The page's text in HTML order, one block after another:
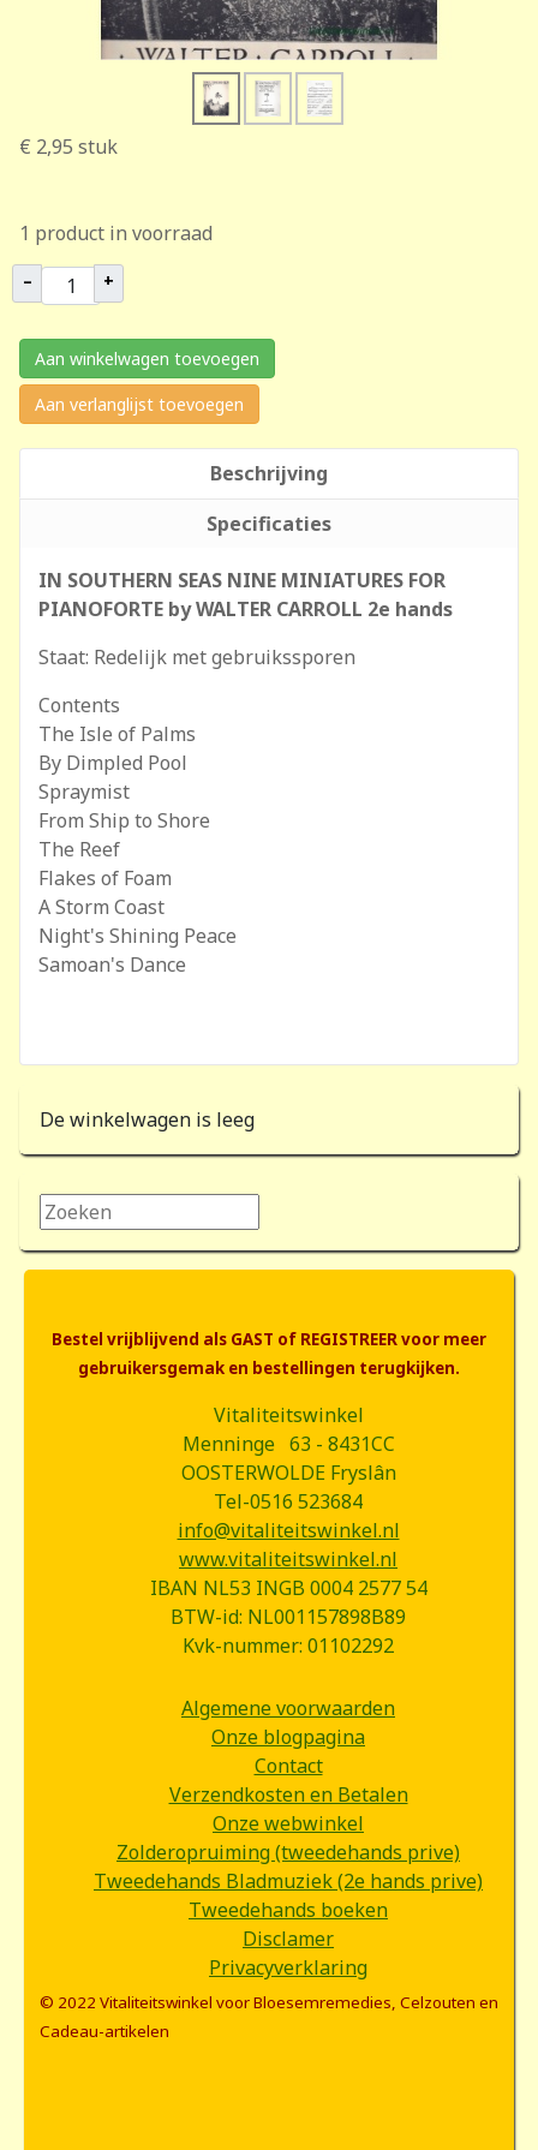
€ 2,95 stuk
1 product in voorraad
– +
Aan winkelwagen toevoegen
Aan verlanglijst toevoegen
Beschrijving
Specificaties
IN SOUTHERN SEAS NINE MINIATURES FOR
PIANOFORTE by WALTER CARROLL 2e hands
Staat: Redelijk met gebruikssporen
Contents
The Isle of Palms
By Dimpled Pool
Spraymist
From Ship to Shore
The Reef
Flakes of Foam
A Storm Coast
Night's Shining Peace
Samoan's Dance
De winkelwagen is leeg
Zoeken...
Bestel vrijblijvend als GAST of REGISTREER voor meer
gebruikersgemak en bestellingen terugkijken.
Vitaliteitswinkel
Menninge 63 - 8431CC
OOSTERWOLDE Fryslân
Tel-0516 523684
info@vitaliteitswinkel.nl
www.vitaliteitswinkel.nl
IBAN NL53 INGB 0004 2577 54
BTW-id: NL001157898B89
Kvk-nummer: 01102292
Algemene voorwaarden
Onze blogpagina
Contact
Verzendkosten en Betalen
Onze webwinkel
Zolderopruiming (tweedehands prive)
Tweedehands Bladmuziek (2e hands prive)
Tweedehands boeken
Disclamer
Privacyverklaring
© 2022 Vitaliteitswinkel voor Bloesemremedies, Celzouten en
Cadeau-artikelen